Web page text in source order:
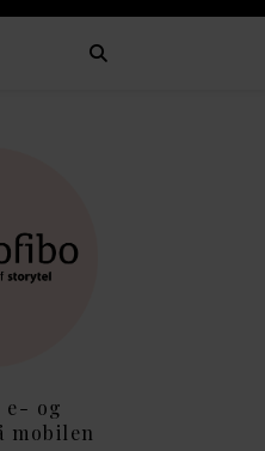
e- og
mobilen